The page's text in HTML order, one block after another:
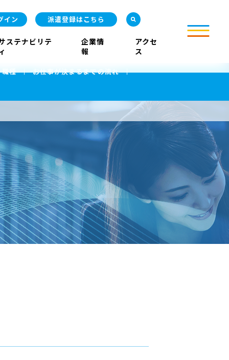
イン 派遣登録はこちら
ステナビリテ
企業情
報
アクセ
ス
職種
お仕事が決まるまでの流れ